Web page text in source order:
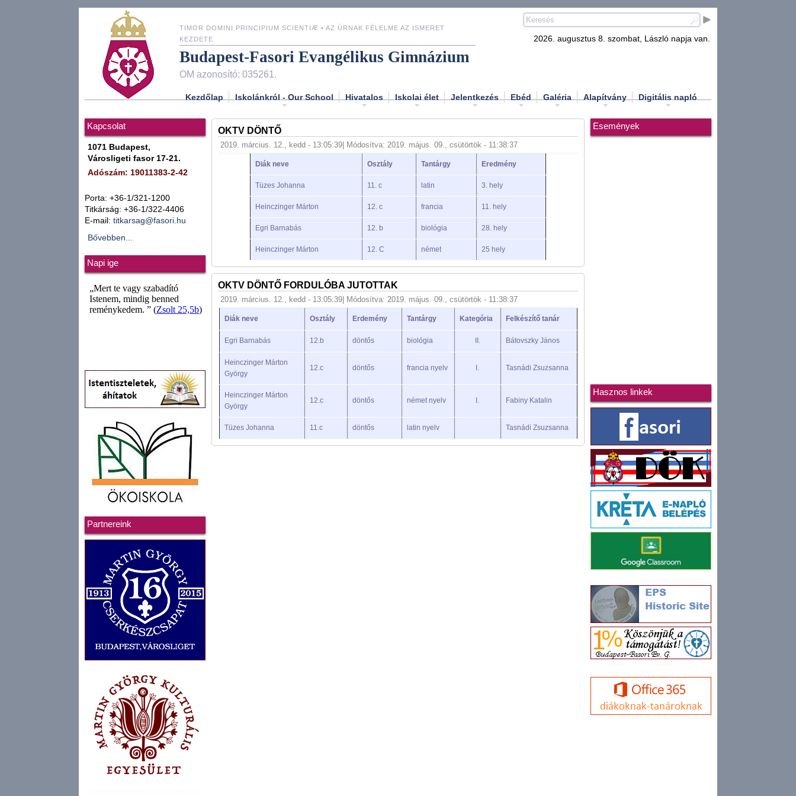
TIMOR DOMINI PRINCIPIUM SCIENTIÆ • AZ ÚRNAK FÉLELME AZ ISMERET
KEZDETE
Budapest-Fasori Evangélikus Gimnázium
OM azonosító: 035261.
2026. augusztus 8. szombat, László napja van.
Kezdőlap Iskolánkról - Our School Hivatalos Iskolai élet Jelentkezés Ebéd Galéria Alapítvány Digitális napló
Kapcsolat
1071 Budapest,
Városligeti fasor 17-21.
Adószám: 19011383-2-42
Porta: +36-1/321-1200
Titkárság: +36-1/322-4406
E-mail: titkarsag@fasori.hu
Bővebben...
Napi ige
Partnereink
OKTV DÖNTŐ
2019. március. 12., kedd - 13:05:39 | Módosítva: 2019. május. 09., csütörtök - 11:38:37
Diák neve Osztály Tantárgy Eredmény
Tüzes Johanna 11. c latin 3. hely
Heinczinger Márton 12. c francia 11. hely
Egri Barnabás 12. b biológia 28. hely
Heinczinger Márton 12. C német 25 hely
OKTV DÖNTŐ FORDULÓBA JUTOTTAK
2019. március. 12., kedd - 13:05:39 | Módosítva: 2019. május. 09., csütörtök - 11:38:37
Diák neve Osztály Erdemény Tantárgy Kategória Felkészítő tanár
Egri Barnabás 12.b döntős biológia II. Bátovszky János
Heinczinger Márton
György
12.c döntős francia nyelv I. Tasnádi Zsuzsanna
Heinczinger Márton
György
12.c döntős német nyelv I. Fabiny Katalin
Tüzes Johanna 11.c döntős latin nyelv Tasnádi Zsuzsanna
Események
Hasznos linkek